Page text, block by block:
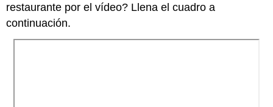
restaurante por el vídeo? Llena el cuadro a
continuación.